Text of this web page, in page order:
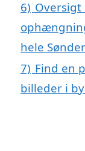
6) Oversigt
hele
7) Find en
billeder i